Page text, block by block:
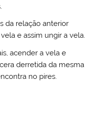
da relação anterior
e assim ungir a vela.
acender a vela e
derretida da mesma
no pires.